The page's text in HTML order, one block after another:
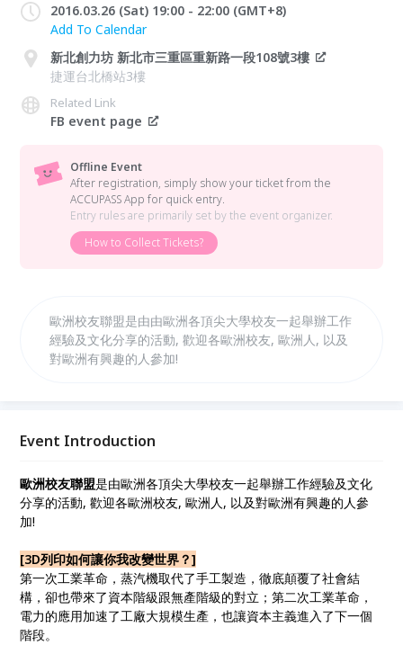
2016.03.26 (Sat) 19:00 - 22:00 (GMT+8)
Add To Calendar
新北創力坊 新北市三重區重新路一段108號3樓​
捷運台北橋站3樓
Related Link
FB event page
Offline Event
After registration, simply show your ticket from the
ACCUPASS App for quick entry.
Entry rules are primarily set by the event organizer.
How to Collect Tickets?
歐洲校友聯盟是由由歐洲各頂尖大學校友一起舉辦工作
經驗及文化分享的活動, 歡迎各歐洲校友, 歐洲人, 以及
對歐洲有興趣的人參加!
Event Introduction
歐洲校友聯盟是由歐洲各頂尖大學校友一起舉辦工作經驗及文化
分享的活動, 歡迎各歐洲校友, 歐洲人, 以及對歐洲有興趣的人參
加!
[3D列印如何讓你我改變世界？]
第一次工業革命，蒸汽機取代了手工製造，徹底顛覆了社會結
構，卻也帶來了資本階級跟無產階級的對立；第二次工業革命，
電力的應用加速了工廠大規模生產，也讓資本主義進入了下一個
階段。